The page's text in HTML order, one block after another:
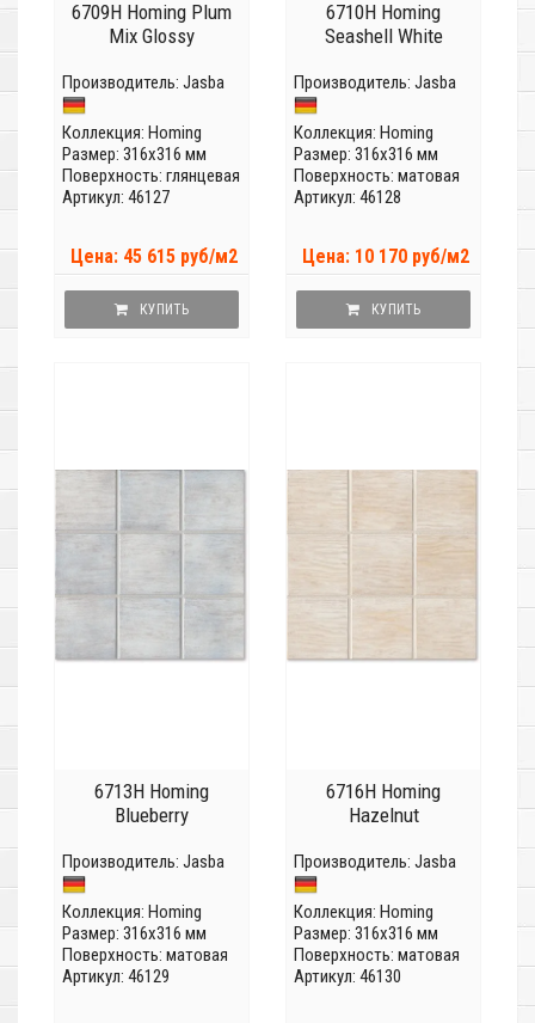
6709H Homing Plum
Mix Glossy
Производитель: Jasba
Коллекция: Homing
Размер: 316x316 мм
Поверхность: глянцевая
Артикул: 46127
Цена: 45 615 руб/м2
КУПИТЬ
6710H Homing
Seashell White
Производитель: Jasba
Коллекция: Homing
Размер: 316x316 мм
Поверхность: матовая
Артикул: 46128
Цена: 10 170 руб/м2
КУПИТЬ
6713H Homing
Blueberry
Производитель: Jasba
Коллекция: Homing
Размер: 316x316 мм
Поверхность: матовая
Артикул: 46129
6716H Homing
Hazelnut
Производитель: Jasba
Коллекция: Homing
Размер: 316x316 мм
Поверхность: матовая
Артикул: 46130